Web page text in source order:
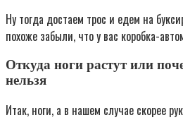
Ну тогда достаем трос и едем на
похоже забыли, что у вас коробка-
Откуда ноги растут или
нельзя
Итак, ноги, а в нашем случае скорее